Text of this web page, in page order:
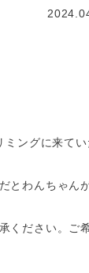
ングに来て
わんちゃん
ださい。ご